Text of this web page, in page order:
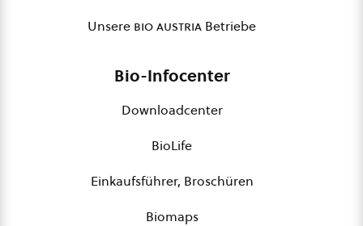
Unsere bio austria Betriebe
Bio-Infocenter
Downloadcenter
BioLife
Einkaufsführer, Broschüren
Biomaps